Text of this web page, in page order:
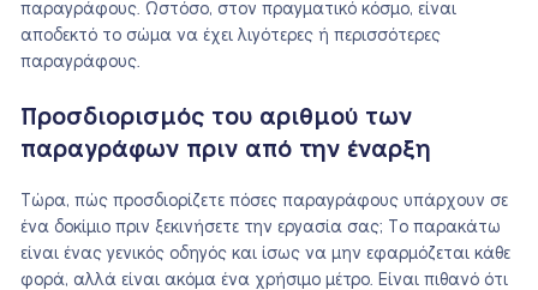
παραγράφους. Ωστόσο, στον πραγματικό κόσμο, είναι
αποδεκτό το σώμα να έχει λιγότερες ή περισσότερες
παραγράφους.
Προσδιορισμός του αριθμού των
παραγράφων πριν από την έναρξη
Τώρα, πώς προσδιορίζετε πόσες παραγράφους υπάρχουν σε
ένα δοκίμιο πριν ξεκινήσετε την εργασία σας; Το παρακάτω
είναι ένας γενικός οδηγός και ίσως να μην εφαρμόζεται κάθε
φορά, αλλά είναι ακόμα ένα χρήσιμο μέτρο. Είναι πιθανό ότι